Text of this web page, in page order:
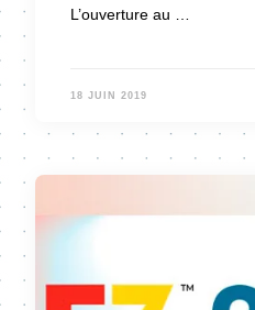
L’ouverture au …
18 JUIN 2019